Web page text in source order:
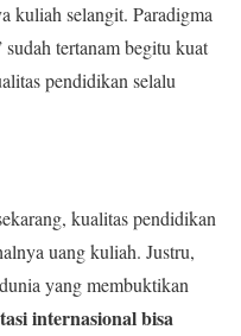
kuliah selangit. Paradigma
tertanam begitu kuat
pendidikan selalu
kualitas pendidikan
uang kuliah. Justru,
yang membuktikan
internasional bisa